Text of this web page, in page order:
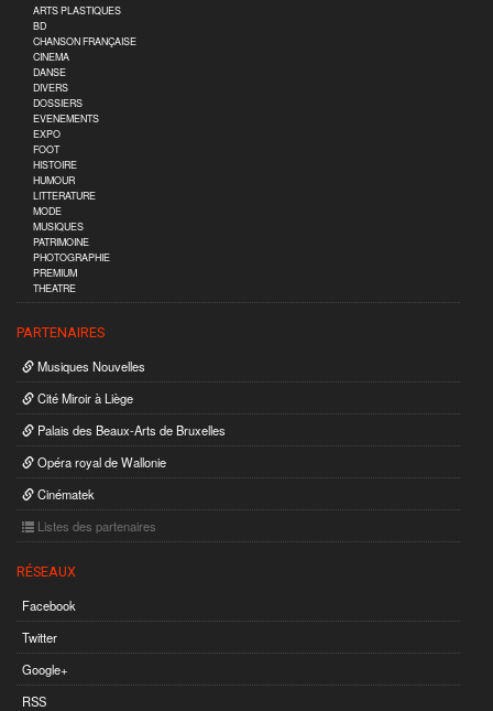
ARTS PLASTIQUES
BD
CHANSON FRANÇAISE
CINEMA
DANSE
DIVERS
DOSSIERS
EVENEMENTS
EXPO
FOOT
HISTOIRE
HUMOUR
LITTERATURE
MODE
MUSIQUES
PATRIMOINE
PHOTOGRAPHIE
PREMIUM
THEATRE
PARTENAIRES
Musiques Nouvelles
Cité Miroir à Liège
Palais des Beaux-Arts de Bruxelles
Opéra royal de Wallonie
Cinématek
Listes des partenaires
RÉSEAUX
Facebook
Twitter
Google+
RSS